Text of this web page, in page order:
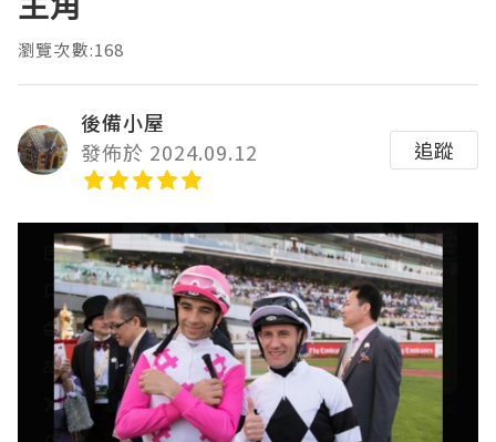
瀏覽次數:168
後備小屋
發佈於 2024.09.12
追蹤